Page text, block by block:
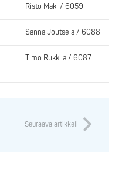
Risto Mäki / 6059
Sanna Joutsela / 6088
Timo Rukkila / 6087
Seuraava artikkeli